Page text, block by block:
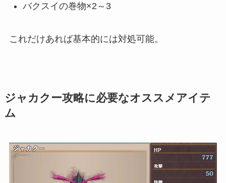
バクスイの巻物×2～3
これだけあれば基本的には対処可能。
ジャカクー攻略に必要なオススメアイテ
ム